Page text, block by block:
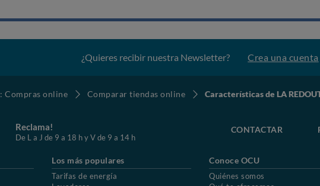
¿Quieres recibir nuestra Newsletter? Crea una cuenta
Compras online Comparar tiendas online Características de LA
Reclama!
De L a J de 9 a 18 h y V de 9 a 14 h
CONTACTAR
Los más populares
Tarifas de energía
Conoce OCU
Quiénes somos